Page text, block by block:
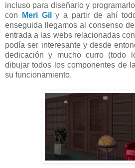
incluso para diseñarlo y
con
Meri Gil
y a partir de ahí
enseguida llegamos al consenso
entrada a las webs relacionadas con
podía ser interesante y desde
dedicación y mucho curro (todo
dibujar todos los componentes de
su funcionamiento.